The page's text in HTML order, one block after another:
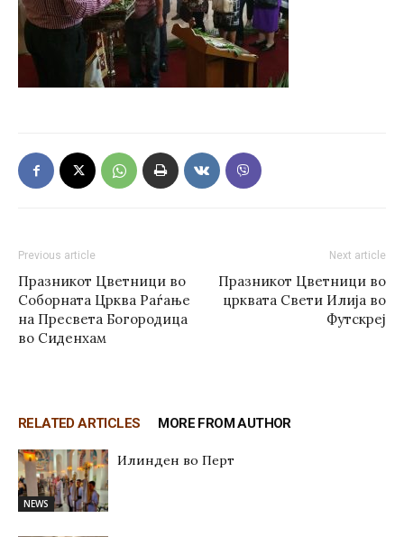
Previous article
Празникот Цветници во
Соборната Црква Раѓање
на Пресвета Богородица
во Сиденхам
Next article
Празникот Цветници во
црквата Свети Илија во
Футскреј
RELATED ARTICLES MORE FROM AUTHOR
NEWS
Илинден во Перт